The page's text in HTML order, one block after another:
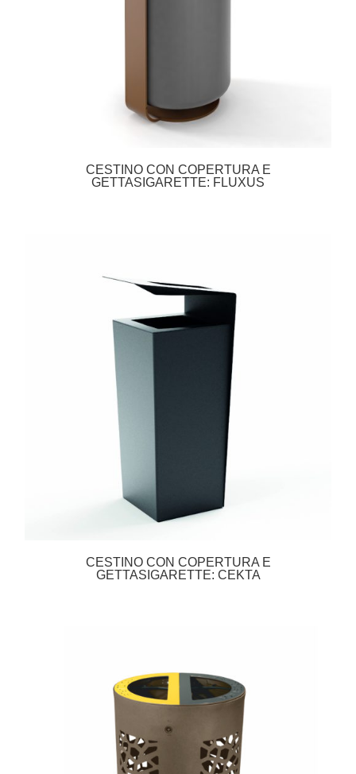
CESTINO CON COPERTURA E
GETTASIGARETTE: FLUXUS
CESTINO CON COPERTURA E
GETTASIGARETTE: CEKTA